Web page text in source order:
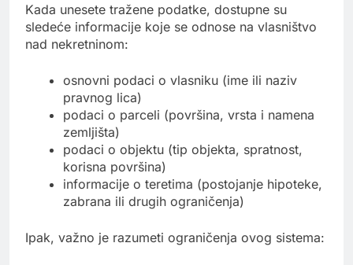
Kada unesete tražene podatke, dostupne su
sledeće informacije koje se odnose na vlasništvo
nad nekretninom:
osnovni podaci o vlasniku (ime ili naziv
pravnog lica)
podaci o parceli (površina, vrsta i namena
zemljišta)
podaci o objektu (tip objekta, spratnost,
korisna površina)
informacije o teretima (postojanje hipoteke,
zabrana ili drugih ograničenja)
Ipak, važno je razumeti ograničenja ovog sistema: